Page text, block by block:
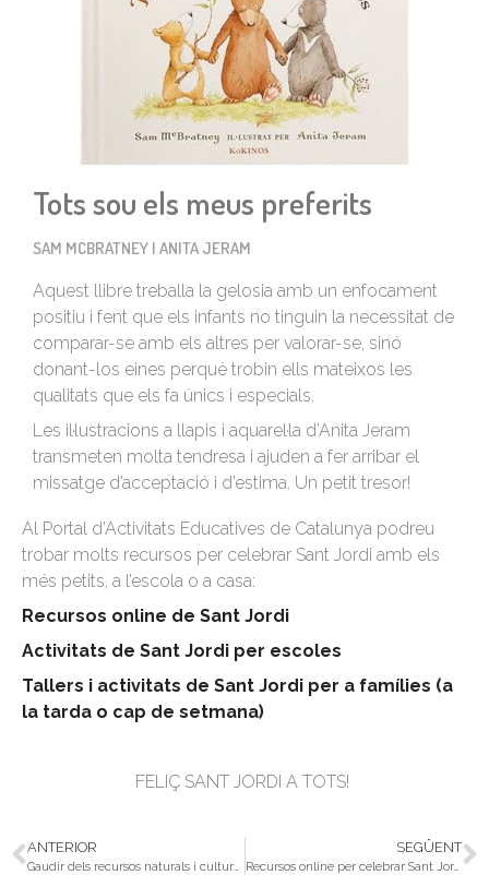
Tots sou els meus preferits
SAM MCBRATNEY I ANITA JERAM
Aquest llibre treballa la gelosia amb un enfocament
positiu i fent que els infants no tinguin la necessitat de
comparar-se amb els altres per valorar-se, sinó
donant-los eines perquè trobin ells mateixos les
qualitats que els fa únics i especials.
Les il·lustracions a llapis i aquarel·la d’Anita Jeram
transmeten molta tendresa i ajuden a fer arribar el
missatge d’acceptació i d’estima. Un petit tresor!
Al Portal d’Activitats Educatives de Catalunya podreu
trobar molts recursos per celebrar Sant Jordi amb els
més petits, a l’escola o a casa:
Recursos online de Sant Jordi
Activitats de Sant Jordi per escoles
Tallers i activitats de Sant Jordi per a famílies (a
la tarda o cap de setmana)
FELIÇ SANT JORDI A TOTS!
ANTERIOR SEGÜENT
Recursos online per celebrar Sant Jordi!